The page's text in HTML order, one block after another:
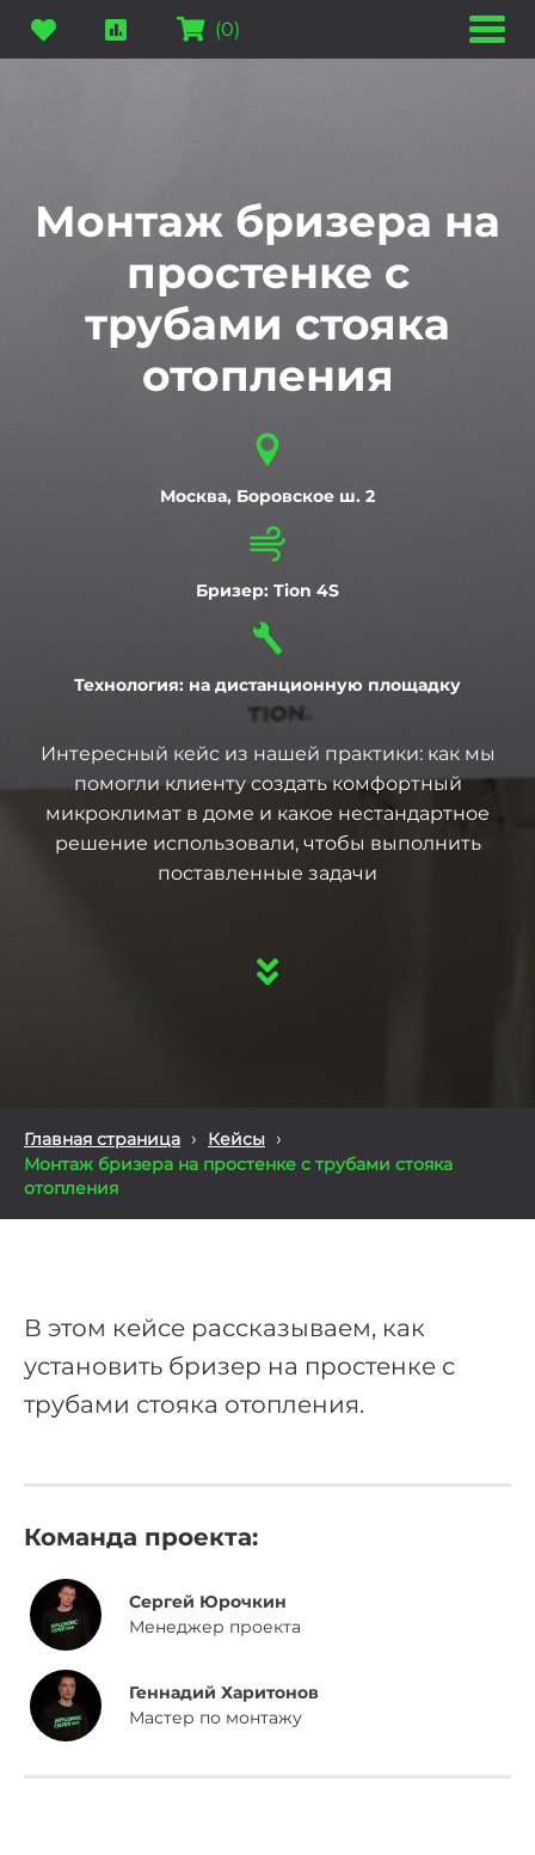
(0)
Монтаж бризера на
простенке с
трубами стояка
отопления
Москва, Боровское ш. 2
Бризер: Tion 4S
Технология: на дистанционную площадку
Интересный кейс из нашей практики: как мы
помогли клиенту создать комфортный
микроклимат в доме и какое нестандартное
решение использовали, чтобы выполнить
поставленные задачи
Главная страница › Кейсы ›
Монтаж бризера на простенке с трубами стояка
отопления
В этом кейсе рассказываем, как
установить бризер на простенке с
трубами стояка отопления.
Команда проекта:
Сергей Юрочкин
Менеджер проекта
Геннадий Харитонов
Мастер по монтажу